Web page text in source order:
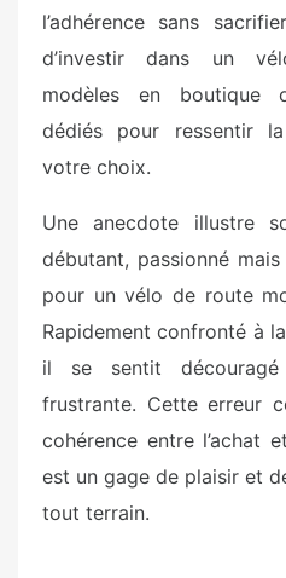
l’adhérence sans
d’investir dans un
modèles en boutique
dédiés pour ressentir
votre choix.
Une anecdote illustre
débutant, passionné
pour un vélo de route
Rapidement confronté à
il se sentit
frustrante. Cette erreur
cohérence entre l’achat
est un gage de plaisir et
tout terrain.